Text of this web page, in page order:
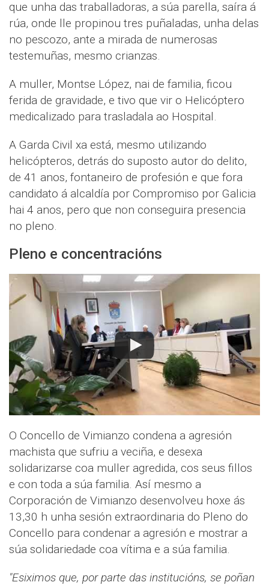
que unha das traballadoras, a súa parella, saíra á
rúa, onde lle propinou tres puñaladas, unha delas
no pescozo, ante a mirada de numerosas
testemuñas, mesmo crianzas.
A muller, Montse López, nai de familia, ficou
ferida de gravidade, e tivo que vir o Helicóptero
medicalizado para trasladala ao Hospital.
A Garda Civil xa está, mesmo utilizando
helicópteros, detrás do suposto autor do delito,
de 41 anos, fontaneiro de profesión e que fora
candidato á alcaldía por Compromiso por Galicia
hai 4 anos, pero que non conseguira presencia
no pleno.
Pleno e concentracións
O Concello de Vimianzo condena a agresión
machista que sufriu a veciña, e desexa
solidarizarse coa muller agredida, cos seus fillos
e con toda a súa familia. Así mesmo a
Corporación de Vimianzo desenvolveu hoxe ás
13,30 h unha sesión extraordinaria do Pleno do
Concello para condenar a agresión e mostrar a
súa solidariedade coa vítima e a súa familia.
"Esiximos que, por parte das institucións, se poñan